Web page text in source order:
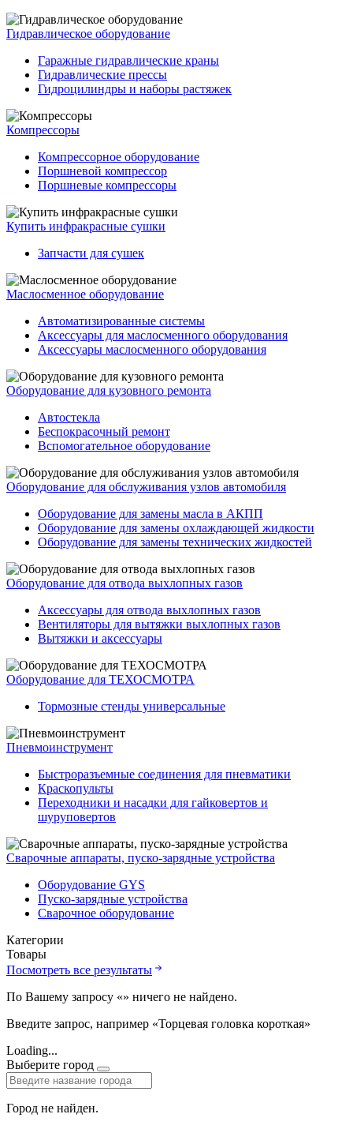
Гидравлическое оборудование
Гаражные гидравлические краны
Гидравлические прессы
Гидроцилиндры и наборы растяжек
Компрессоры
Компрессорное оборудование
Поршневой компрессор
Поршневые компрессоры
Купить инфракрасные сушки
Запчасти для сушек
Маслосменное оборудование
Автоматизированные системы
Аксессуары для маслосменного оборудования
Аксессуары маслосменного оборудования
Оборудование для кузовного ремонта
Автостекла
Беспокрасочный ремонт
Вспомогательное оборудование
Оборудование для обслуживания узлов автомобиля
Оборудование для замены масла в АКПП
Оборудование для замены охлаждающей жидкости
Оборудование для замены технических жидкостей
Оборудование для отвода выхлопных газов
Аксессуары для отвода выхлопных газов
Вентиляторы для вытяжки выхлопных газов
Вытяжки и аксессуары
Оборудование для ТЕХОСМОТРА
Тормозные стенды универсальные
Пневмоинструмент
Быстроразъемные соединения для пневматики
Краскопульты
Переходники и насадки для гайковертов и
шуруповертов
Сварочные аппараты, пуско-зарядные устройства
Оборудование GYS
Пуско-зарядные устройства
Сварочное оборудование
Категории
Товары
Посмотреть все результаты
По Вашему запросу «» ничего не найдено.
Введите запрос, например «Торцевая головка короткая»
Loading...
Выберите город
Город не найден.